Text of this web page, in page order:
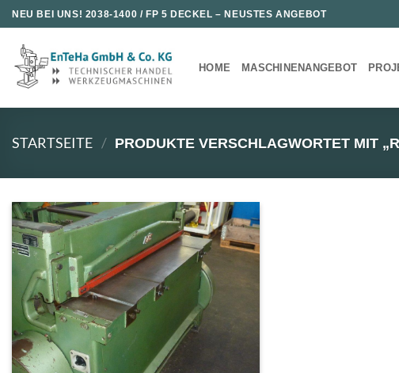
Zum
Inhalt
springen
NEU BEI UNS! 2038-1400 / FP 5 DECKEL – NEUSTES ANGEBOT
HOME MASCHINENANGEBOT
STARTSEITE / PRODUKTE VERSCHLAGWORTET MIT